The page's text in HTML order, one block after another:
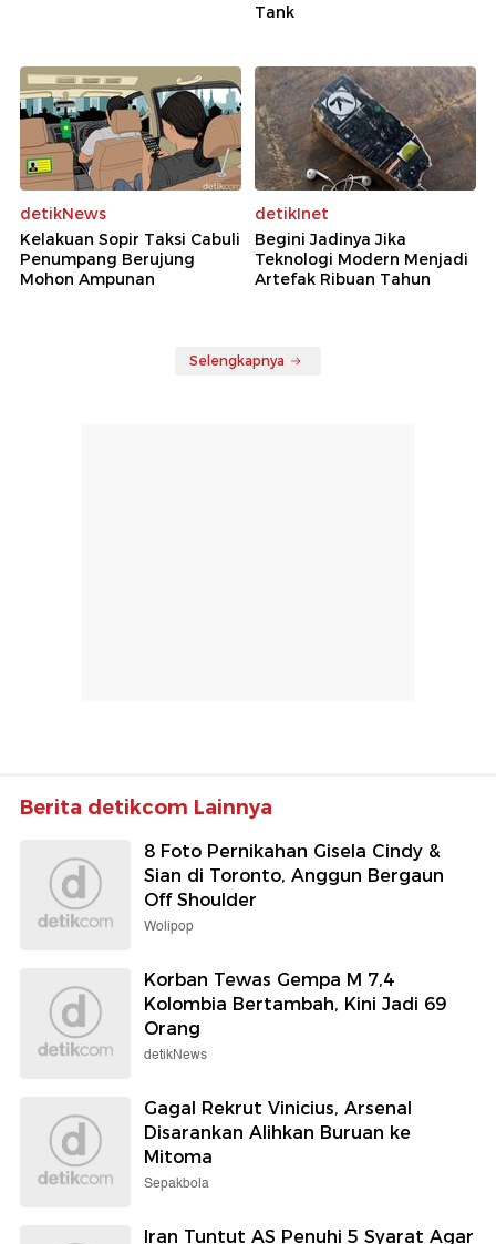
Tank
detikNews
Kelakuan Sopir Taksi Cabuli
Penumpang Berujung
Mohon Ampunan
detikInet
Begini Jadinya Jika
Teknologi Modern Menjadi
Artefak Ribuan Tahun
Selengkapnya
Berita detikcom Lainnya
8 Foto Pernikahan Gisela Cindy &
Sian di Toronto, Anggun Bergaun
Off Shoulder
Wolipop
Korban Tewas Gempa M 7,4
Kolombia Bertambah, Kini Jadi 69
Orang
detikNews
Gagal Rekrut Vinicius, Arsenal
Disarankan Alihkan Buruan ke
Mitoma
Sepakbola
Iran Tuntut AS Penuhi 5 Syarat Agar